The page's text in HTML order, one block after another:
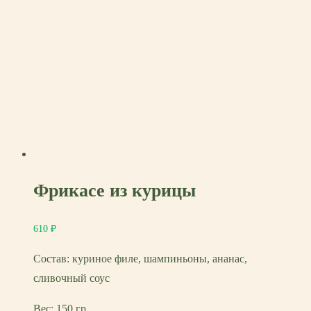
Фрикасе из курицы
610 ₽
Состав: куриное филе, шампиньоны, ананас,
сливочный соус
Вес: 150 гр.